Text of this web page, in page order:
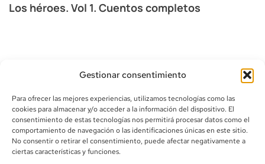
Gestionar consentimiento
Para ofrecer las mejores experiencias, utilizamos tecnologías como las
cookies para almacenar y/o acceder a la información del dispositivo. El
consentimiento de estas tecnologías nos permitirá procesar datos como el
comportamiento de navegación o las identificaciones únicas en este sitio.
No consentir o retirar el consentimiento, puede afectar negativamente a
ciertas características y funciones.
Los héroes. Vol 1. Cuentos completos
info@canoalibros.com
pedidos@canoalibros.com